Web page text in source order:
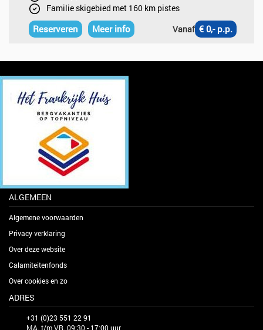
Familie skigebied met 160 km pistes
Reserveren Meer info Vanaf € 0,- p.p.
ALGEMEEN
Algemene voorwaarden
Privacy verklaring
Over deze website
Calamiteitenfonds
Over cookies en zo
ADRES
+31 (0)23 551 22 91
MA. t/m VR. 09:30 - 17:00 uur